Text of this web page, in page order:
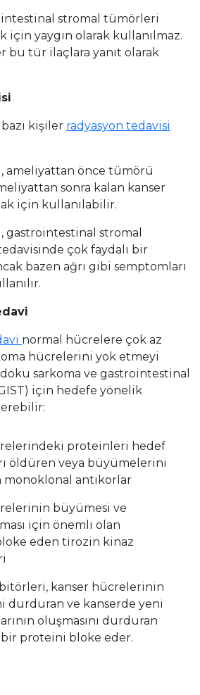
stromal tümörleri
için yaygın olarak kullanılmaz.
bu tür ilaçlara yanıt olarak
kişiler radyasyon tedavisi
ameliyattan önce tümörü
sonra kalan kanser
için kullanılabilir.
gastrointestinal stromal
çok faydalı bir
bazen ağrı gibi semptomları
normal hücrelere çok az
hücrelerini yok etmeyi
sarkoma ve gastrointestinal
için hedefe yönelik
proteinleri hedef
öldüren veya büyümelerini
monoklonal antikorlar
büyümesi ve
için önemli olan
eden tirozin kinaz
kanser hücrelerinin
durduran ve kanserde yeni
oluşmasını durduran
bir proteini bloke eder.